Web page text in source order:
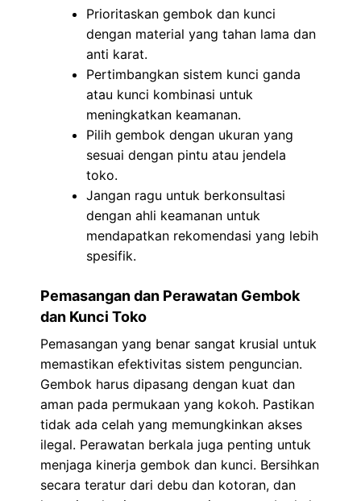
Prioritaskan gembok dan kunci
dengan material yang tahan lama dan
anti karat.
Pertimbangkan sistem kunci ganda
atau kunci kombinasi untuk
meningkatkan keamanan.
Pilih gembok dengan ukuran yang
sesuai dengan pintu atau jendela
toko.
Jangan ragu untuk berkonsultasi
dengan ahli keamanan untuk
mendapatkan rekomendasi yang lebih
spesifik.
Pemasangan dan Perawatan Gembok
dan Kunci Toko
Pemasangan yang benar sangat krusial untuk
memastikan efektivitas sistem penguncian.
Gembok harus dipasang dengan kuat dan
aman pada permukaan yang kokoh. Pastikan
tidak ada celah yang memungkinkan akses
ilegal. Perawatan berkala juga penting untuk
menjaga kinerja gembok dan kunci. Bersihkan
secara teratur dari debu dan kotoran, dan